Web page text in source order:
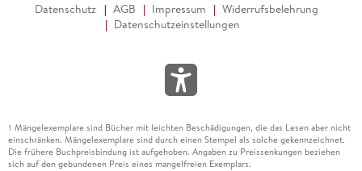
Datenschutz AGB Impressum
Widerrufsbelehrung
Datenschutzeinstellungen
1 Mängelexemplare sind Bücher mit leichten Beschädigungen, die das Lesen aber nicht
einschränken. Mängelexemplare sind durch einen Stempel als solche gekennzeichnet.
Die frühere Buchpreisbindung ist aufgehoben. Angaben zu Preissenkungen beziehen
sich auf den gebundenen Preis eines mangelfreien Exemplars.